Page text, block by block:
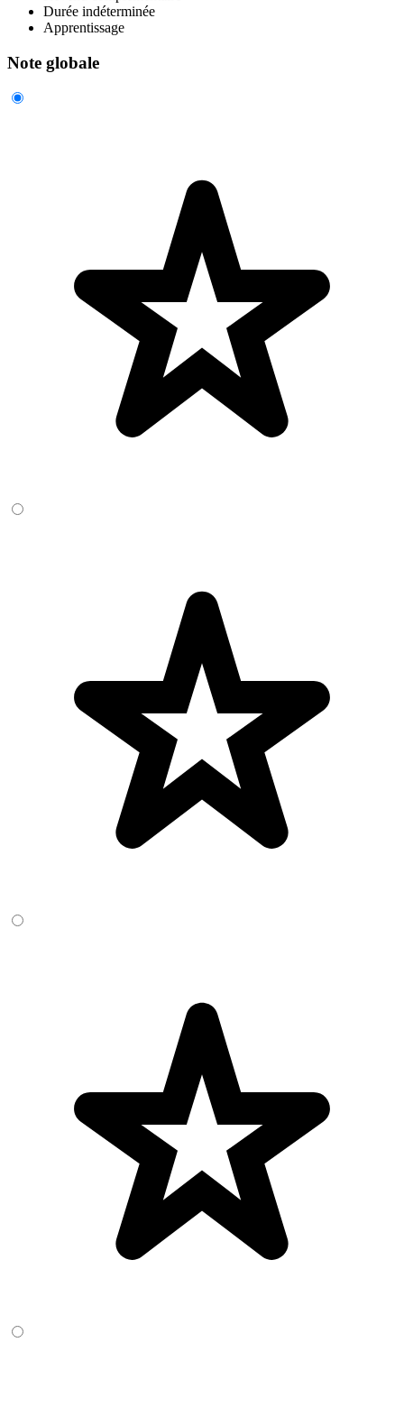
Durée indéterminée
Apprentissage
Note globale